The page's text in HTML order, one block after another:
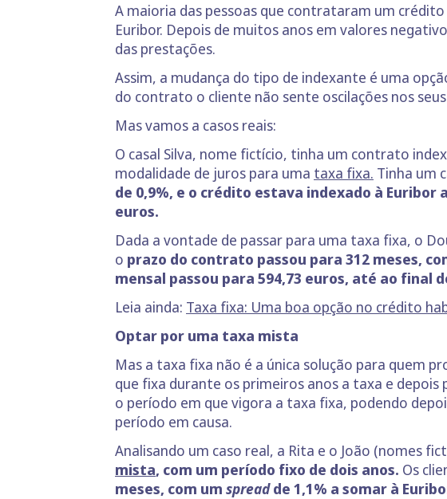
A maioria das pessoas que contrataram um
Euribor. Depois de muitos anos em valores
das prestações.
Assim, a mudança do tipo de indexante é uma
do contrato o cliente não sente oscilações nos
Mas vamos a casos reais:
O casal Silva, nome fictício, tinha um contrato
modalidade de juros para uma taxa fixa. Tinha um
de 0,9%, e o crédito estava indexado à Euribor
euros.
Dada a vontade de passar para uma taxa fixa, o
o prazo do contrato passou para 312 meses,
mensal passou para 594,73 euros, até ao final
Leia ainda: Taxa fixa: Uma boa opção no crédito
Optar por uma taxa mista
Mas a taxa fixa não é a única solução para quem
que fixa durante os primeiros anos a taxa e
o período em que vigora a taxa fixa, podendo
período em causa.
Analisando um caso real, a Rita e o João (nomes
mista, com um período fixo de dois anos. Os
meses, com um spreadde 1,1% a somar à